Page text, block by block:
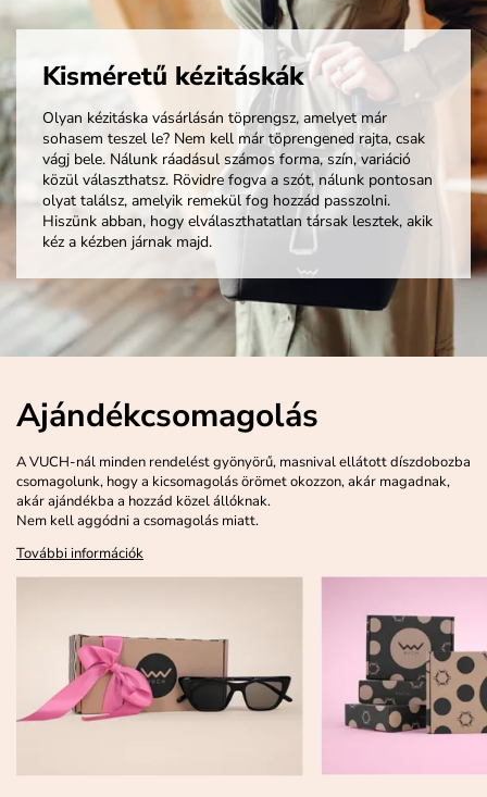
Kisméretű kézitáskák
Olyan kézitáska vásárlásán töprengsz, amelyet már
sohasem teszel le? Nem kell már töprengened rajta, csak
vágj bele. Nálunk ráadásul számos forma, szín, variáció
közül választhatsz. Rövidre fogva a szót, nálunk pontosan
olyat találsz, amelyik remekül fog hozzád passzolni.
Hiszünk abban, hogy elválaszthatatlan társak lesztek, akik
kéz a kézben járnak majd.
Ajándékcsomagolás
A VUCH-nál minden rendelést gyönyörű, masnival ellátott díszdobozba
csomagolunk, hogy a kicsomagolás örömet okozzon, akár magadnak,
akár ajándékba a hozzád közel állóknak.
Nem kell aggódni a csomagolás miatt.
További információk